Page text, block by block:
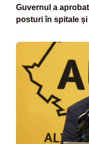
Guvernul a
posturi în spitale